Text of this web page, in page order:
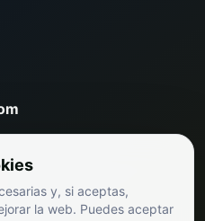
y, si aceptas,
la web. Puedes aceptar